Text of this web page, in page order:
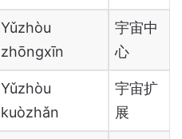
Yǔzhòu
zhōngxīn
宇宙中
心
Yǔzhòu
kuòzhǎn
宇宙扩
展